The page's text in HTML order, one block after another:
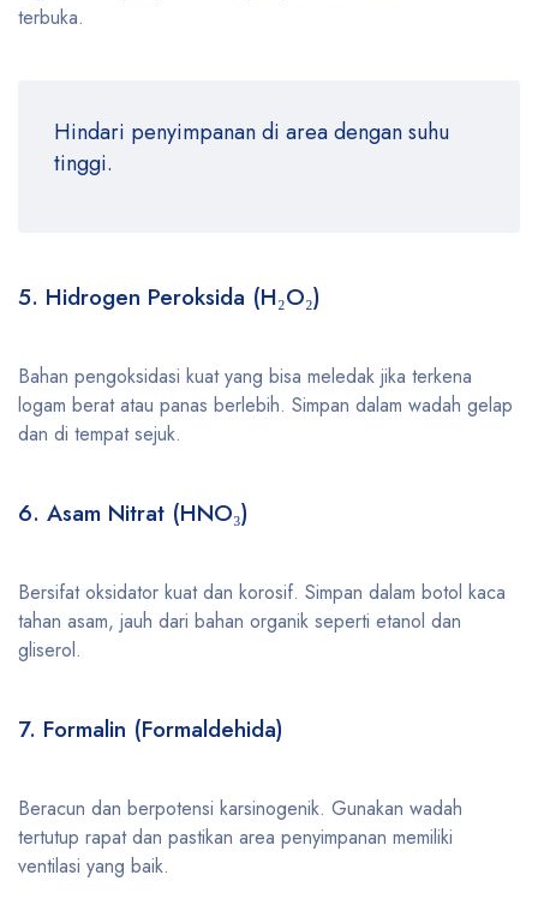
terbuka.
Hindari penyimpanan di area dengan suhu
tinggi.
5. Hidrogen Peroksida (H₂O₂)
Bahan pengoksidasi kuat yang bisa meledak jika terkena
logam berat atau panas berlebih. Simpan dalam wadah gelap
dan di tempat sejuk.
6. Asam Nitrat (HNO₃)
Bersifat oksidator kuat dan korosif. Simpan dalam botol kaca
tahan asam, jauh dari bahan organik seperti etanol dan
gliserol.
7. Formalin (Formaldehida)
Beracun dan berpotensi karsinogenik. Gunakan wadah
tertutup rapat dan pastikan area penyimpanan memiliki
ventilasi yang baik.